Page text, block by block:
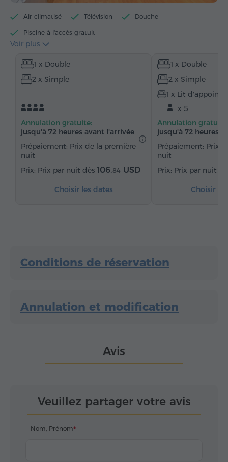
Air climatisé Télévision Douche
Piscine à l'accès gratuit
Centre de fitness à l'accès gratuit
Accès gratuit au billard
Articles de toilette gratuits
Chauffage
Armoire Salle à manger
Table à manger Table Fauteuil
Chaise Téléphone Réveil Service de réveil
Chaînes satellite Coin cuisine
Réfrigérateur
Voir plus
1 x Double
2 x Simple
Annulation gratuite:
jusqu'à 72 heures avant l'arrivée
Prépaiement: Prix de la première
nuit
Prix par nuit dès 106.84 USD
Choisir les dates
1 x Double
2 x Simple
1 x Lit d'appoint
x 5
Annulation gratuite:
jusqu'à 72 heures
Prépaiement: Prix
nuit
Prix par nuit
Choisir
Conditions de réservation
Annulation et modification
Avis
Veuillez partager votre avis
Nom, Prénom